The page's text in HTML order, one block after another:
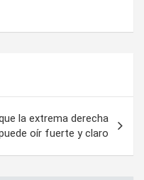
la extrema derecha
oír fuerte y claro